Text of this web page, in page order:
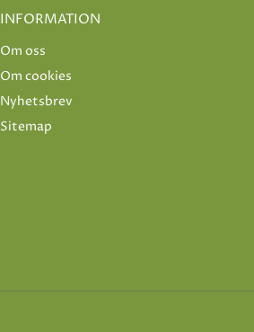
INFORMATION
Om oss
Om cookies
Nyhetsbrev
Sitemap